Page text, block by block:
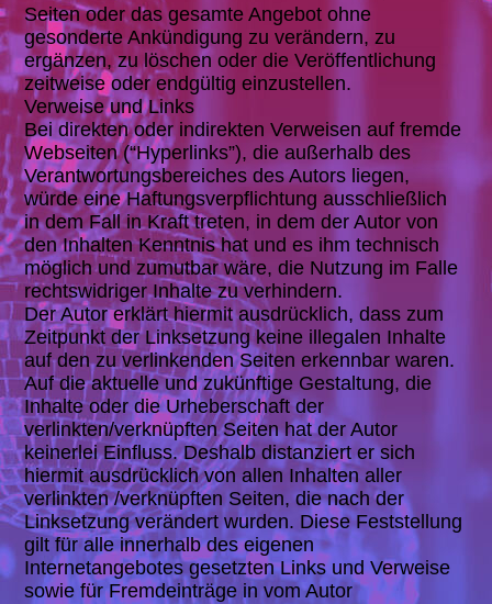
Seiten oder das gesamte Angebot ohne
gesonderte Ankündigung zu verändern, zu
ergänzen, zu löschen oder die Veröffentlichung
zeitweise oder endgültig einzustellen.
Verweise und Links
Bei direkten oder indirekten Verweisen auf fremde
Webseiten (“Hyperlinks”), die außerhalb des
Verantwortungsbereiches des Autors liegen,
würde eine Haftungsverpflichtung ausschließlich
in dem Fall in Kraft treten, in dem der Autor von
den Inhalten Kenntnis hat und es ihm technisch
möglich und zumutbar wäre, die Nutzung im Falle
rechtswidriger Inhalte zu verhindern.
Der Autor erklärt hiermit ausdrücklich, dass zum
Zeitpunkt der Linksetzung keine illegalen Inhalte
auf den zu verlinkenden Seiten erkennbar waren.
Auf die aktuelle und zukünftige Gestaltung, die
Inhalte oder die Urheberschaft der
verlinkten/verknüpften Seiten hat der Autor
keinerlei Einfluss. Deshalb distanziert er sich
hiermit ausdrücklich von allen Inhalten aller
verlinkten /verknüpften Seiten, die nach der
Linksetzung verändert wurden. Diese Feststellung
gilt für alle innerhalb des eigenen
Internetangebotes gesetzten Links und Verweise
sowie für Fremdeinträge in vom Autor